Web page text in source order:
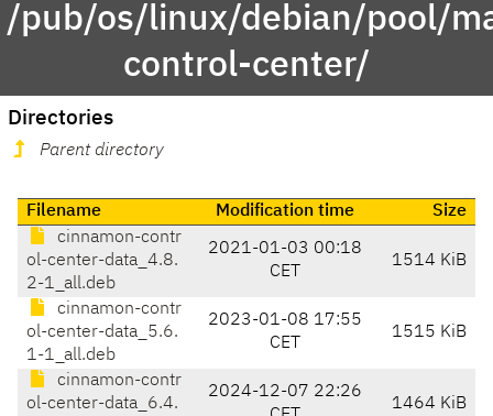
/pub/os/linux/debian/pool/
control-center/
Directories
Parent directory
Filename Modification time
Size
cinnamon-contr
ol-center-data_4.8.
2-1_all.deb
2021-01-03 00:18
CET
1514 KiB
cinnamon-contr
ol-center-data_5.6.
1-1_all.deb
2023-01-08 17:55
CET
1515 KiB
cinnamon-contr
ol-center-data_6.4.
2024-12-07 22:26
1464 KiB